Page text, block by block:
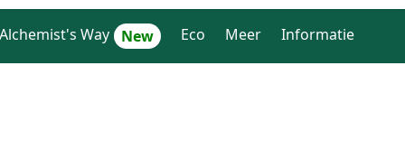
Way Eco Meer Informatie